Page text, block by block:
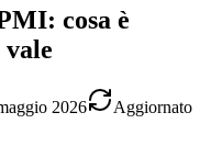
cosa è
2026
Aggiornato